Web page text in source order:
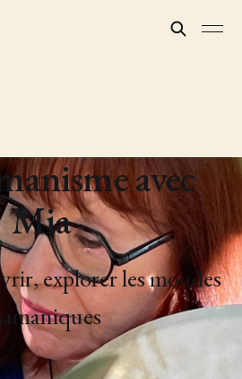
avec
Mia
explorer les mondes